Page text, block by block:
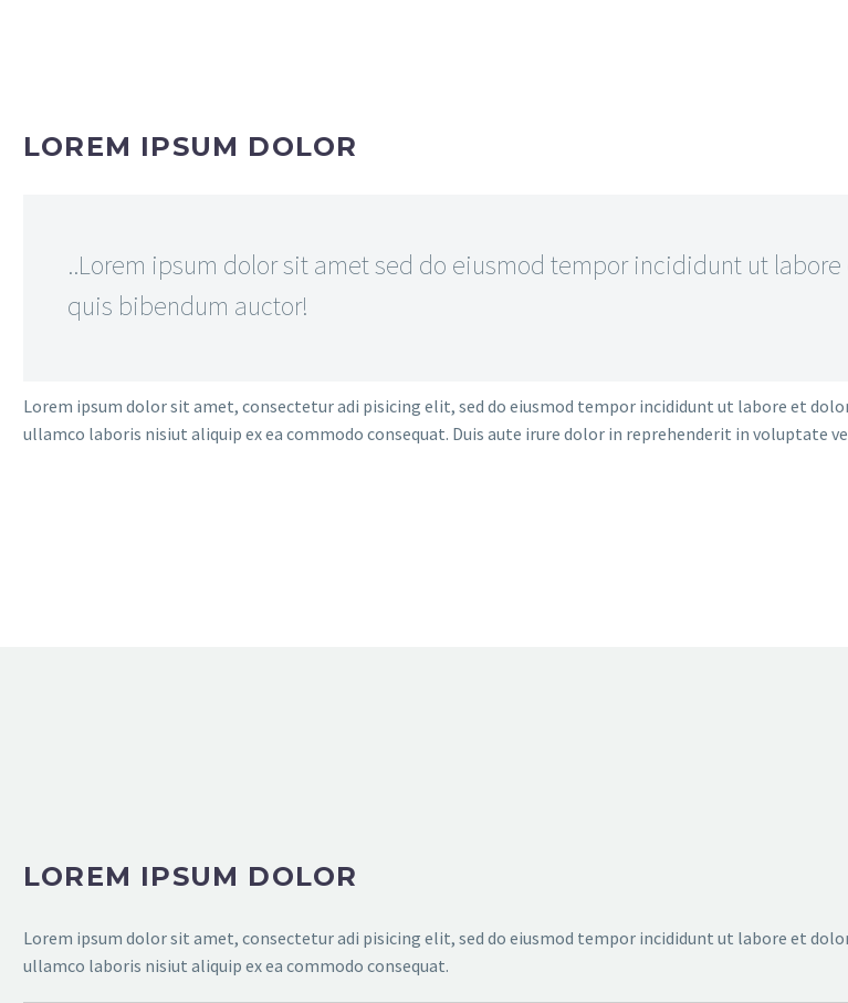
LOREM IPSUM DOLOR
..Lorem ipsum dolor sit amet sed do eiusmod tempor incididunt ut
quis bibendum auctor!
Lorem ipsum dolor sit amet, consectetur adi pisicing elit, sed do eiusmod tempor incididunt ut labore et
ullamco laboris nisiut aliquip ex ea commodo consequat. Duis aute irure dolor in reprehenderit in voluptate
LOREM IPSUM DOLOR
Lorem ipsum dolor sit amet, consectetur adi pisicing elit, sed do eiusmod tempor incididunt ut labore et
ullamco laboris nisiut aliquip ex ea commodo consequat.